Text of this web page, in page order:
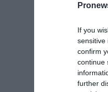
If you
sensitive
confirm
continue
further